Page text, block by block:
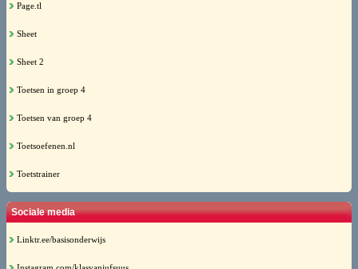
Page.tl
Sheet
Sheet 2
Toetsen in groep 4
Toetsen van groep 4
Toetsoefenen.nl
Toetstrainer
Sociale media
Linktr.ee/basisonderwijs